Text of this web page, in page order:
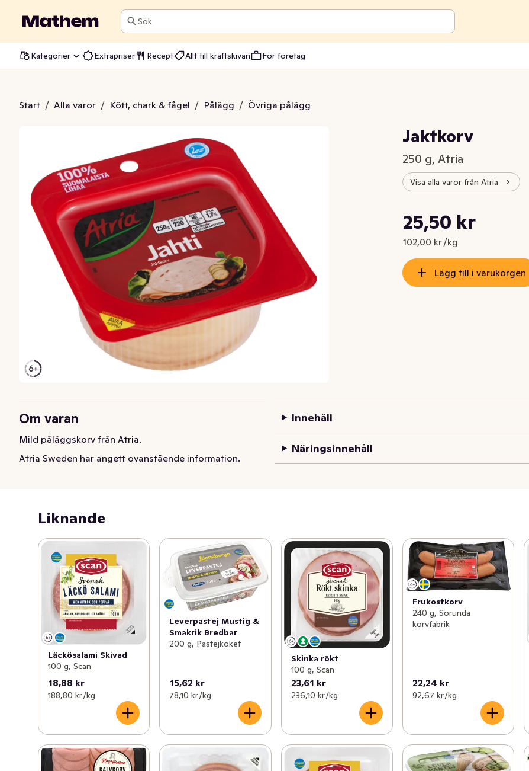
Sök
Kategorier Extrapriser Recept Allt till kräftskivan För företag
Start / Alla varor / Kött, chark & fågel / Pålägg / Övriga pålägg
Jaktkorv
Jaktkorv
250 g, Atria
Visa alla varor från Atria
Nuvarande pris är: 25,50 kr
25,50 kr
102,00 kr /kg
Styckpris: 102,00 kr /kg
Lägg till i varukorgen
Om varan
Mild påläggskorv från Atria.
Atria Sweden har angett ovanstående information.
Innehåll
Näringsinnehåll
Liknande
Läckösalami Skivad
100 g, Scan
18,88 kr
188,80 kr /kg
Leverpastej Mustig &
Smakrik Bredbar
200 g, Pastejköket
15,62 kr
78,10 kr /kg
Skinka rökt
100 g, Scan
23,61 kr
236,10 kr /kg
Frukostkorv
240 g, Sorunda
korvfabrik
22,24 kr
92,67 kr /kg